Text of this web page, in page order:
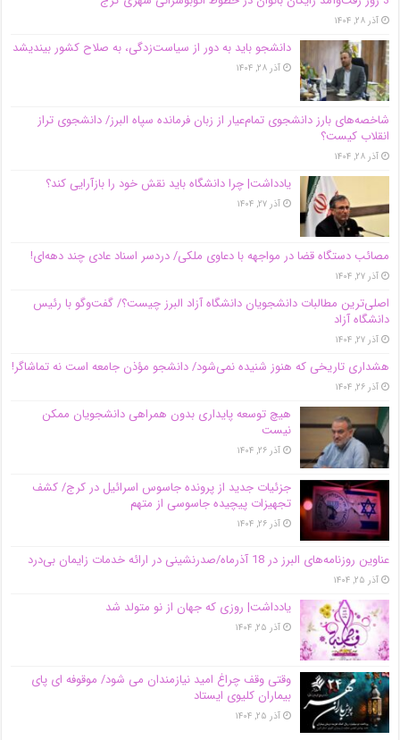
آذر ۲۸, ۱۴۰۴
دانشجو باید به دور از سیاست‌زدگی، به صلاح کشور بیندیشد
آذر ۲۸, ۱۴۰۴
شاخصه‌های بارز دانشجوی تمام‌عیار از زبان فرمانده سپاه البرز/ دانشجوی تراز
انقلاب کیست؟
آذر ۲۸, ۱۴۰۴
یادداشت| چرا دانشگاه باید نقش خود را بازآرایی کند؟
آذر ۲۷, ۱۴۰۴
مصائب دستگاه قضا در مواجهه با دعاوی ملکی/ دردسر اسناد عادی چند‌ دهه‌ای!
آذر ۲۷, ۱۴۰۴
اصلی‌ترین مطالبات دانشجویان دانشگاه آزاد البرز چیست؟/ گفت‌وگو با رئیس
دانشگاه آز‌اد
آذر ۲۷, ۱۴۰۴
هشداری تاریخی که هنوز شنیده نمی‌شود/ دانشجو مؤذن جامعه است نه تماشاگر!
آذر ۲۶, ۱۴۰۴
هیچ توسعه پایداری بدون همراهی دانشجویان ممکن
نیست
آذر ۲۶, ۱۴۰۴
جزئیات جدید از پرونده جاسوس اسرائیل در کرج/‌ کشف
تجهیزات پیچیده جاسوسی از متهم
آذر ۲۶, ۱۴۰۴
عناوین روزنامه‌های البرز در ‌18 آذرماه/صدرنشینی در ارائه خدمات زایمان بی‌درد
آذر ۲۵, ۱۴۰۴
یادداشت| روزی که جهان از نو متولد شد
آذر ۲۵, ۱۴۰۴
وقتی وقف چراغ امید نیازمندان می شود/ موقوفه ای پای
بیماران کلیوی ایستاد
آذر ۲۵, ۱۴۰۴